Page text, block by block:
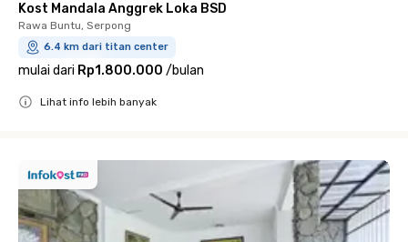
Kost Mandala Anggrek Loka BSD
Rawa Buntu, Serpong
6.4 km dari titan center
mulai dari Rp1.800.000 /bulan
Lihat info lebih banyak